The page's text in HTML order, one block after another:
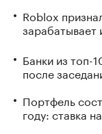
Roblox
зарабатывает
Банки из топ-
после
Портфель
году: ставка